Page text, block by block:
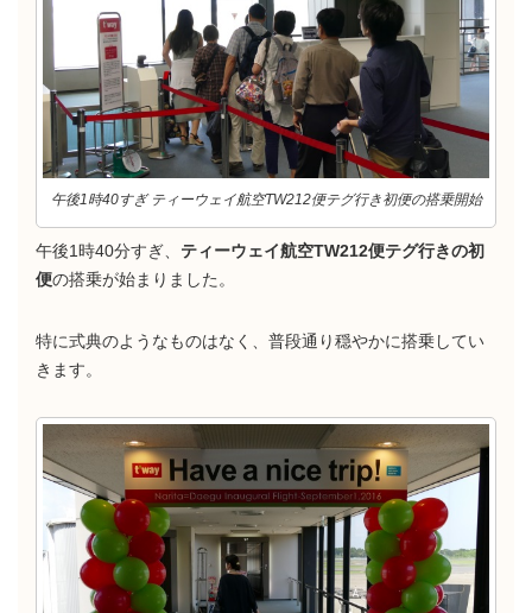
午後1時40すぎ ティーウェイ航空TW212便テグ行き初便の搭乗開始
午後1時40分すぎ、 ティーウェイ航空TW212便テグ行きの初
便の搭乗が始まりました。
特に式典のようなものはなく、普段通り穏やかに搭乗してい
きます。